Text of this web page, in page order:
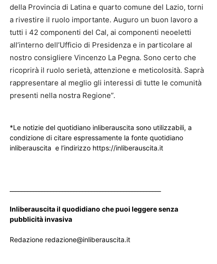
della Provincia di Latina e quarto comune del Lazio, torni
a rivestire il ruolo importante. Auguro un buon lavoro a
tutti i 42 componenti del Cal, ai componenti neoeletti
all’interno dell’Ufficio di Presidenza e in particolare al
nostro consigliere Vincenzo La Pegna. Sono certo che
ricoprirà il ruolo serietà, attenzione e meticolosità. Saprà
rappresentare al meglio gli interessi di tutte le comunità
presenti nella nostra Regione”.
*Le notizie del quotidiano inliberauscita sono utilizzabili, a
condizione di citare espressamente la fonte quotidiano
inliberauscita e l’indirizzo https://inliberauscita.it
Inliberauscita il quodidiano che puoi leggere senza
pubblicità invasiva
Redazione redazione@inliberauscita.it